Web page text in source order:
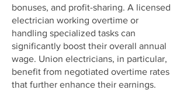
bonuses, and profit-sharing. A licensed
electrician working overtime or
handling specialized tasks can
significantly boost their overall annual
wage. Union electricians, in particular,
benefit from negotiated overtime rates
that further enhance their earnings.